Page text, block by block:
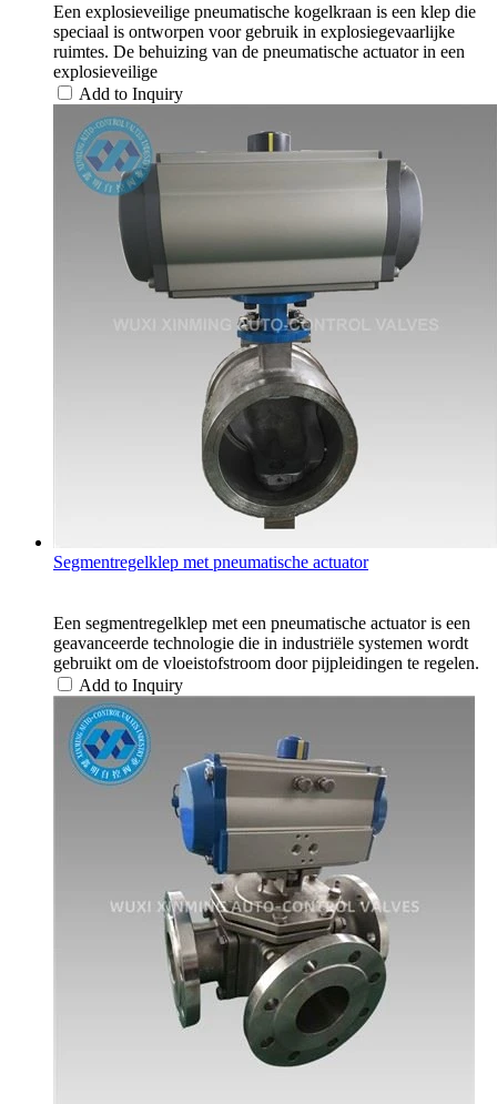
Een explosieveilige pneumatische kogelkraan is een klep die
speciaal is ontworpen voor gebruik in explosiegevaarlijke
ruimtes. De behuizing van de pneumatische actuator in een
explosieveilige
Add to Inquiry
Segmentregelklep met pneumatische actuator
Een segmentregelklep met een pneumatische actuator is een
geavanceerde technologie die in industriële systemen wordt
gebruikt om de vloeistofstroom door pijpleidingen te regelen.
Add to Inquiry